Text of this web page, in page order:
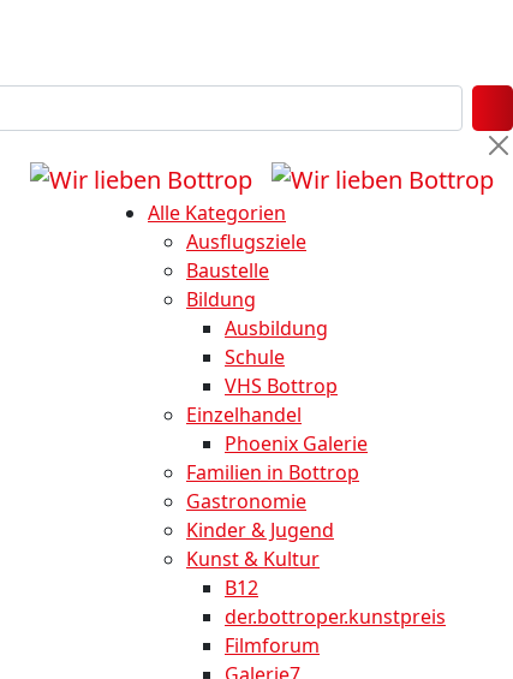
Alle Kategorien
Ausflugsziele
Baustelle
Bildung
Ausbildung
Schule
VHS Bottrop
Einzelhandel
Phoenix Galerie
Familien in Bottrop
Gastronomie
Kinder & Jugend
Kunst & Kultur
B12
der.bottroper.kunstpreis
Filmforum